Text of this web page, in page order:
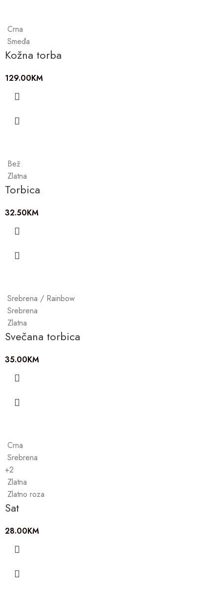
Crna
Smeđa
Kožna torba
129.00KM
Bež
Zlatna
Torbica
32.50KM
Srebrena / Rainbow
Srebrena
Zlatna
Svečana torbica
35.00KM
Crna
Srebrena
+2
Zlatna
Zlatno roza
Sat
28.00KM